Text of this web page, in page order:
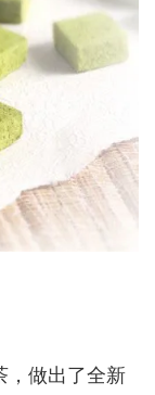
，做出了全新